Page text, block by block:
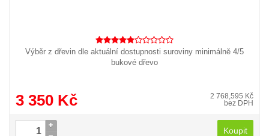
Výběr z dřevin dle aktuální dostupnosti suroviny minimálně 4/5
bukové dřevo
3 350 Kč
2 768,595 Kč
bez DPH
Koupit